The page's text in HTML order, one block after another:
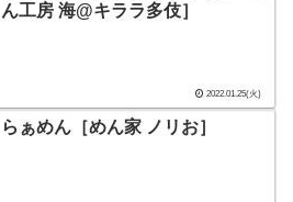
ん工房 海@キララ多伎］
2022.01.25(火)
らぁめん［めん家 ノリお］